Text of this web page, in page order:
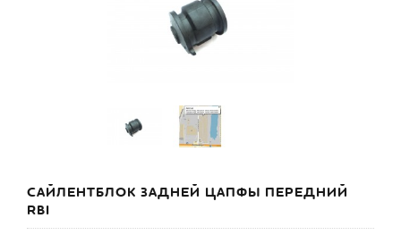
САЙЛЕНТБЛОК ЗАДНЕЙ ЦАПФЫ ПЕРЕДНИЙ
RBI